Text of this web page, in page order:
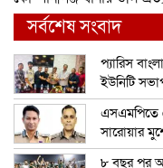
সর্বশেষ সংবাদ
প্যারিস
ইউনিটি
এসএমপিতে
সারোয়ার
৮ বছর পর